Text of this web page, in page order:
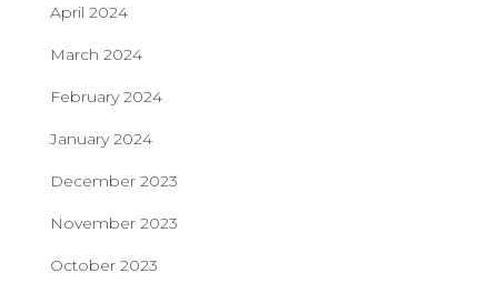
April 2024
March 2024
February 2024
January 2024
December 2023
November 2023
October 2023